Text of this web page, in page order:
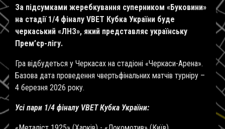
За підсумками жеребкування суперником «Буковини»
на стадії 1/4 фіналу VBET Кубка України буде
черкаський «ЛНЗ», який представляє українську
Прем’єр-лігу.
Гра відбудеться у Черкасах на стадіоні «Черкаси-Арена».
Базова дата проведення чвертьфінальних матчів турніру –
4 березня 2026 року.
Усі пари 1/4 фіналуVBETКубка України: